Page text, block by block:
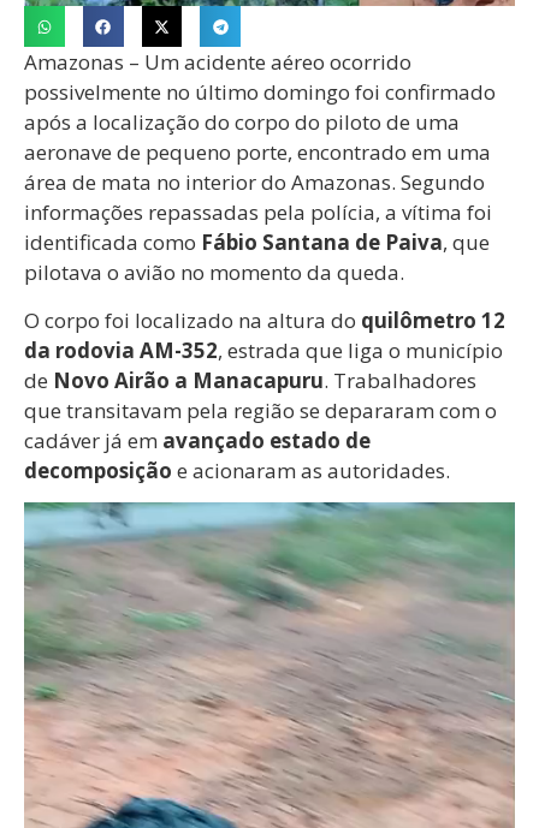
Amazonas – Um acidente aéreo ocorrido
possivelmente no último domingo foi confirmado
após a localização do corpo do piloto de uma
aeronave de pequeno porte, encontrado em uma
área de mata no interior do Amazonas. Segundo
informações repassadas pela polícia, a vítima foi
identificada como Fábio Santana de Paiva, que
pilotava o avião no momento da queda.
O corpo foi localizado na altura do quilômetro 12
da rodovia AM-352, estrada que liga o município
de Novo Airão a Manacapuru. Trabalhadores
que transitavam pela região se depararam com o
cadáver já em avançado estado de
decomposição e acionaram as autoridades.
Tocador
de
vídeo